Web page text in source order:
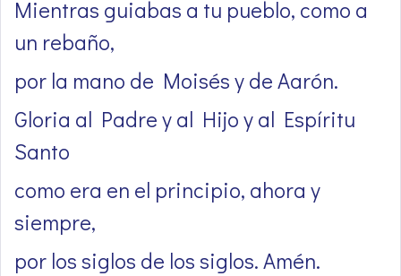
Mientras guiabas a tu pueblo, como a
un rebaño,
por la mano de Moisés y de Aarón.
Gloria al Padre y al Hijo y al Espíritu
Santo
como era en el principio, ahora y
siempre,
por los siglos de los siglos. Amén.